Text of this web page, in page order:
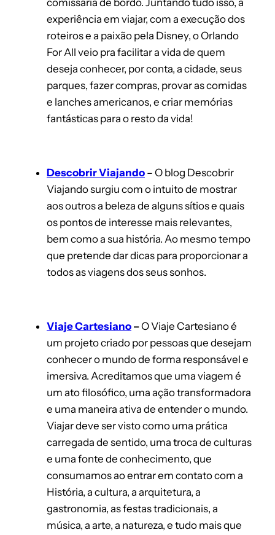
comissária de bordo. Juntando tudo isso, a
experiência em viajar, com a execução dos
roteiros e a paixão pela Disney, o Orlando
For All veio pra facilitar a vida de quem
deseja conhecer, por conta, a cidade, seus
parques, fazer compras, provar as comidas
e lanches americanos, e criar memórias
fantásticas para o resto da vida!
Descobrir Viajando – O blog Descobrir
Viajando surgiu com o intuito de mostrar
aos outros a beleza de alguns sítios e quais
os pontos de interesse mais relevantes,
bem como a sua história. Ao mesmo tempo
que pretende dar dicas para proporcionar a
todos as viagens dos seus sonhos.
Viaje Cartesiano –O Viaje Cartesiano é
um projeto criado por pessoas que desejam
conhecer o mundo de forma responsável e
imersiva. Acreditamos que uma viagem é
um ato filosófico, uma ação transformadora
e uma maneira ativa de entender o mundo.
Viajar deve ser visto como uma prática
carregada de sentido, uma troca de culturas
e uma fonte de conhecimento, que
consumamos ao entrar em contato com a
História, a cultura, a arquitetura, a
gastronomia, as festas tradicionais, a
música, a arte, a natureza, e tudo mais que